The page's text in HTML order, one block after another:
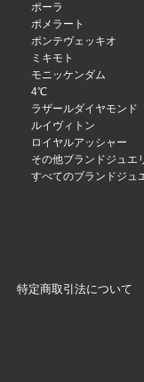
ポーラ
ポメラート
ポンテヴェッキオ
ミキモト
モニッケンダム
4℃
ラザールダイヤモンド
ルイヴィトン
ロイヤルアッシャー
その他ブランドジュエ
すべてのブランドジュ
特定商取引法について